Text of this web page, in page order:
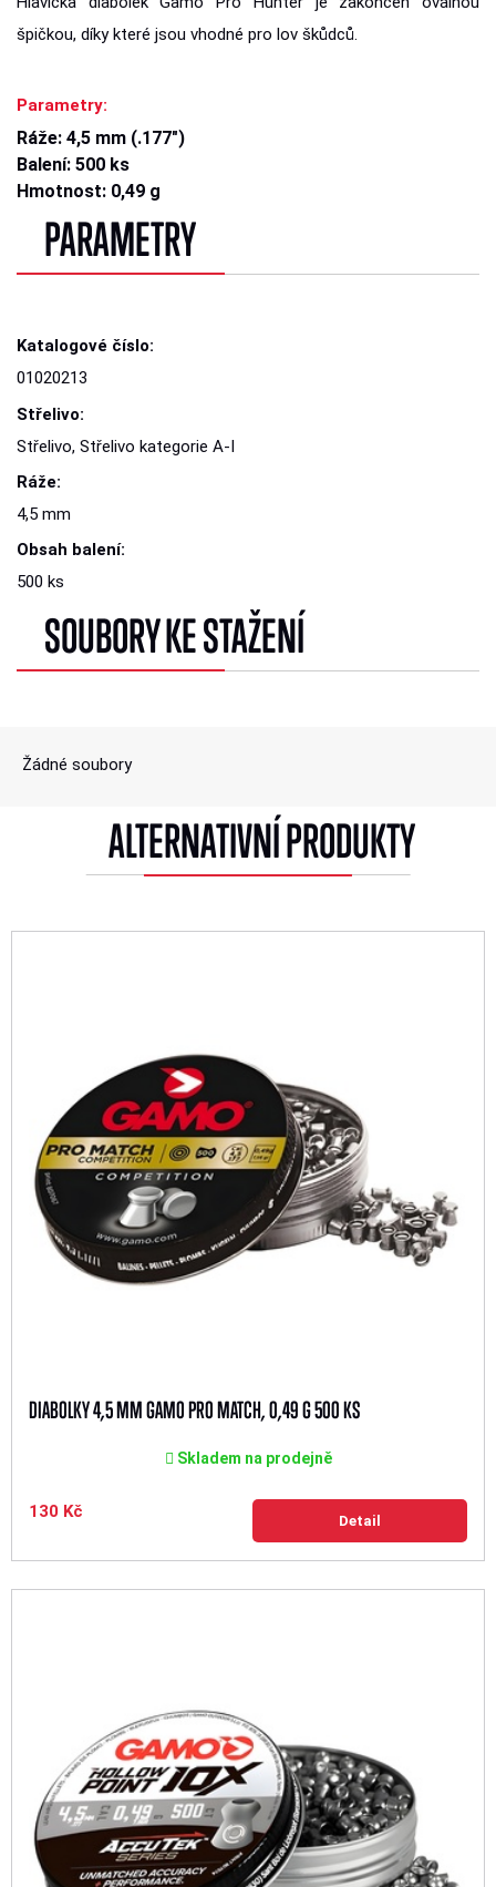
špičkou, díky které jsou vhodné pro lov škůdců.
Parametry:
Ráže: 4,5 mm (.177")
Balení: 500 ks
Hmotnost: 0,49 g
PARAMETRY
Katalogové číslo:
01020213
Střelivo:
Střelivo, Střelivo kategorie A-I
Ráže:
4,5 mm
Obsah balení:
500 ks
SOUBORY KE STAŽENÍ
Žádné soubory
ALTERNATIVNÍ PRODUKTY
DIABOLKY 4,5 MM GAMO PRO MATCH, 0,49 G 500 KS
Skladem na prodejně
130 Kč Detail